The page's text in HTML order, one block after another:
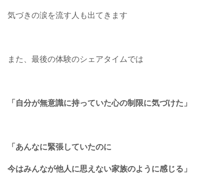
気づきの涙を流す人も出てきます
また、最後の体験のシェアタイムでは
「自分が無意識に持っていた心の制限に気づけた」
「あんなに緊張していたのに
今はみんなが他人に思えない家族のように感じる」